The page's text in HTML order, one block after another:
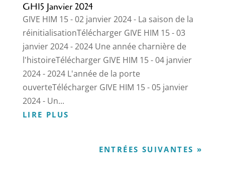
GH15 Janvier 2024
GIVE HIM 15 - 02 janvier 2024 - La saison de la
réinitialisationTélécharger GIVE HIM 15 - 03
janvier 2024 - 2024 Une année charnière de
l'histoireTélécharger GIVE HIM 15 - 04 janvier
2024 - 2024 L'année de la porte
ouverteTélécharger GIVE HIM 15 - 05 janvier
2024 - Un...
LIRE PLUS
ENTRÉES SUIVANTES »